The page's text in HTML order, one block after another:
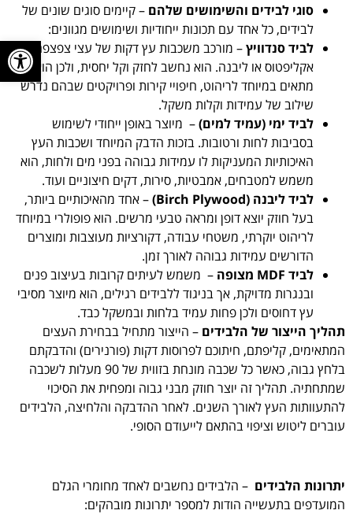
פתח
סוגי לבידים והשימושים שלהם – קיימים סוגים שונים של
לבידים, כל אחד עם תכונות ייחודיות ושימושים מגוונים:
לביד סנדוויץ– מורכב משכבות עץ דקות של עצי צפצפה,
אקליפטוס או ליבנה. הוא נחשב לחזק וקל יחסית, ולכן הוא
מתאים במיוחד לריהוט, חיפויי קירות ופרויקטים שבהם נדרש
שילוב של עמידות וקלות משקל.
לביד ימי (עמיד למים)– מיוצר באופן ייחודי לשימוש
בסביבות לחות ורטובות. בזכות הדבק המיוחד ושכבות העץ
האיכותיות המעניקות לו עמידות גבוהה בפני מים ולחות, הוא
משמש למטבחים, אמבטיות, סירות, דקים חיצוניים ועוד.
לביד ליבנה (Birch Plywood)
– אחד מהאיכותיים ביותר,
בעל חוזק יוצא דופן ומראה טבעי מרשים. הוא פופולרי במיוחד
לריהוט יוקרתי, משטחי עבודה, דקורציות מעוצבות ומוצרים
הדורשים עמידות גבוהה לאורך זמן.
לביד
מצופה – משמש לעיתים קרובות בעיצוב פנים
ובנגרות מדויקת, אך בניגוד ללבידים רגילים, הוא מיוצר מסיבי
עץ דחוסים ולכן פחות עמיד בלחות ובמשקל כבד.
תהליך הייצור של הלבידים – הייצור מתחיל בבחירת העצים
המתאימים, קליפתם, חיתוכם לפרוסות דקות (פורנירים) והדבקתם
בלחץ גבוה, כאשר כל שכבה מונחת בזווית של 90 מעלות לשכבה
שמתחתיה. תהליך זה יוצר חוזק מבני גבוה ומפחית את הסיכוי
להתעוותות העץ לאורך השנים. לאחר ההדבקה והלחיצה, הלבידים
עוברים ליטוש וציפוי בהתאם לייעודם הסופי.
יתרונות הלבידים – הלבידים נחשבים לאחד מחומרי הגלם
המועדפים בתעשייה הודות למספר יתרונות מובהקים: